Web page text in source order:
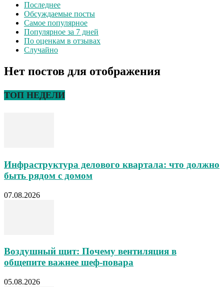
Последнее
Обсуждаемые посты
Самое популярное
Популярное за 7 дней
По оценкам в отзывах
Случайно
Нет постов для отображения
ТОП НЕДЕЛИ
Инфраструктура делового квартала: что должно
быть рядом с домом
07.08.2026
Воздушный щит: Почему вентиляция в
общепите важнее шеф-повара
05.08.2026